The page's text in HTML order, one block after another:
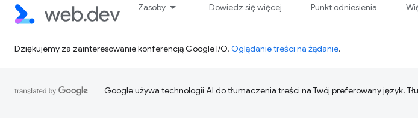
Zasoby Dowiedz się więcej Punkt odniesienia
Dziękujemy za zainteresowanie konferencją Google I/O. Oglądanie treści na żądanie.
Google używa technologii AI do tłumaczenia treści na Twój preferowany język.